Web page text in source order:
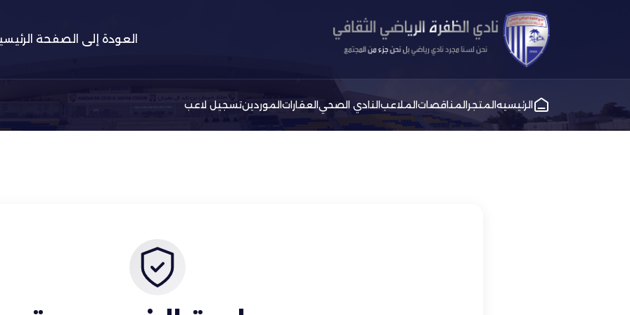
العودة إلى الصفحة
الرئيسيه المتجر المناقصات الملاعب النادي الصحي العقارات الموردينتسجيل لاعب